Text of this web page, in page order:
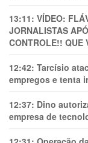
13:11: VÍDEO:
JORNALISTAS
CONTROLE!! QUE
12:42: Tarcísio
empregos e tenta
12:37: Dino
empresa de